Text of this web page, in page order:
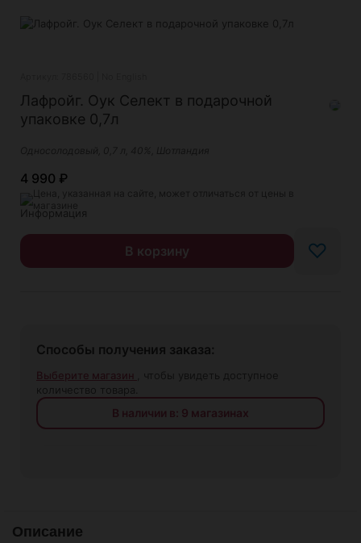
Лафройг. Оук Селект в подарочной
упаковке 0,7л
4 990 ₽
В корзину ♡
Способы получения заказа:
Выберите магазин
В наличии в: 9 магазинах
Описание